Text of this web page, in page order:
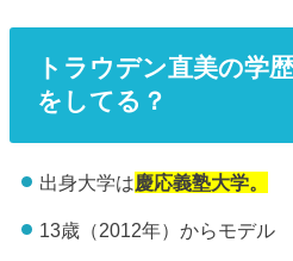
トラウデン直美の学
をしてる？
出身大学は慶応義塾大学。
13歳（2012年）からモデル